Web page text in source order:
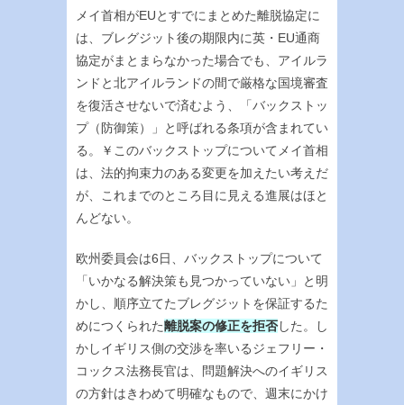
メイ首相がEUとすでにまとめた離脱協定に
は、ブレグジット後の期限内に英・EU通商
協定がまとまらなかった場合でも、アイルラ
ンドと北アイルランドの間で厳格な国境審査
を復活させないで済むよう、「バックストッ
プ（防御策）」と呼ばれる条項が含まれてい
る。￥このバックストップについてメイ首相
は、法的拘束力のある変更を加えたい考えだ
が、これまでのところ目に見える進展はほと
んどない。
欧州委員会は6日、バックストップについて
「いかなる解決策も見つかっていない」と明
かし、順序立てたブレグジットを保証するた
めにつくられた離脱案の修正を拒否した。し
かしイギリス側の交渉を率いるジェフリー・
コックス法務長官は、問題解決へのイギリス
の方針はきわめて明確なもので、週末にかけ